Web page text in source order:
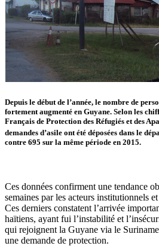
Depuis le début de l’année, le nombre de
fortement augmenté en Guyane. Selon les
Français de Protection des Réfugiés et des
demandes d’asile ont été déposées dans le
contre 695 sur la même période en 2015.
Ces données confirment une tendance
semaines par les acteurs institutionnels
Ces derniers constatent l’arrivée
haïtiens, ayant fui l’instabilité et
qui rejoignent la Guyane via le
une demande de protection.